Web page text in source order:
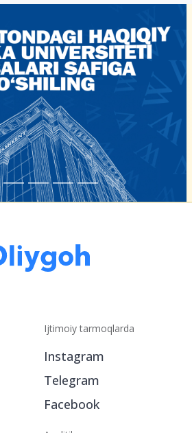
Ijtimoiy tarmoqlarda
Instagram
Telegram
Facebook